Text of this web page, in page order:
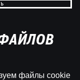
файлы cookie